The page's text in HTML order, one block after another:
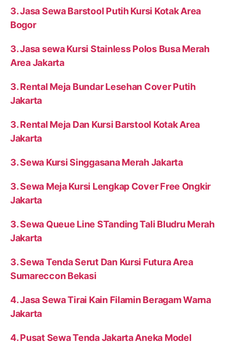
3. Jasa Sewa Barstool Putih Kursi Kotak Area
Bogor
3. Jasa sewa Kursi Stainless Polos Busa Merah
Area Jakarta
3. Rental Meja Bundar Lesehan Cover Putih
Jakarta
3. Rental Meja Dan Kursi Barstool Kotak Area
Jakarta
3. Sewa Kursi Singgasana Merah Jakarta
3. Sewa Meja Kursi Lengkap Cover Free Ongkir
Jakarta
3. Sewa Queue Line STanding Tali Bludru Merah
Jakarta
3. Sewa Tenda Serut Dan Kursi Futura Area
Sumareccon Bekasi
4. Jasa Sewa Tirai Kain Filamin Beragam Warna
Jakarta
4. Pusat Sewa Tenda Jakarta Aneka Model